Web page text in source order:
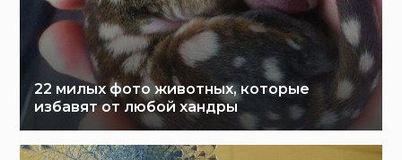
22 милых фото животных, которые
избавят от любой хандры